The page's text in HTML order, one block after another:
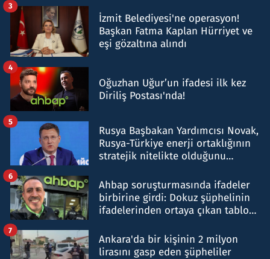
İzmit Belediyesi'ne operasyon!
Başkan Fatma Kaplan Hürriyet ve
eşi gözaltına alındı
3
Oğuzhan Uğur’un ifadesi ilk kez
Diriliş Postası'nda!
4
Rusya Başbakan Yardımcısı Novak,
Rusya-Türkiye enerji ortaklığının
stratejik nitelikte olduğunu
5
Ahbap soruşturmasında ifadeler
birbirine girdi: Dokuz şüphelinin
ifadelerinden ortaya çıkan tablo
6
Ankara'da bir kişinin 2 milyon
lirasını gasp eden şüpheliler
7